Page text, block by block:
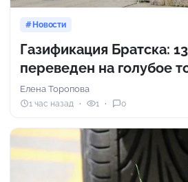
Новости
Газификация Братска:
переведен на голубое
Елена Торопова
1 час назад 1 0